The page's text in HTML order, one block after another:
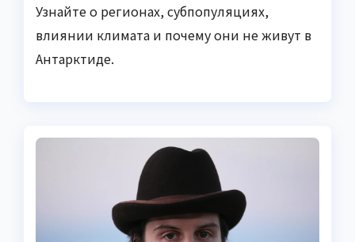
Узнайте о регионах, субпопуляциях,
влиянии климата и почему они не живут в
Антарктиде.